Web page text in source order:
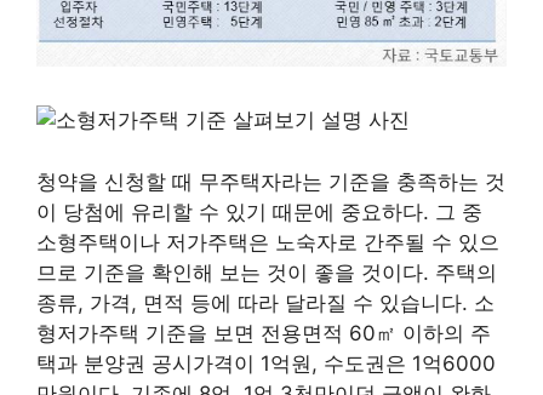
청약을 신청할 때 무주택자라는 기준을 충족하는 것
이 당첨에 유리할 수 있기 때문에 중요하다. 그 중
소형주택이나 저가주택은 노숙자로 간주될 수 있으
므로 기준을 확인해 보는 것이 좋을 것이다. 주택의
종류, 가격, 면적 등에 따라 달라질 수 있습니다. 소
형저가주택 기준을 보면 전용면적 60㎡ 이하의 주
택과 분양권 공시가격이 1억원, 수도권은 1억6000